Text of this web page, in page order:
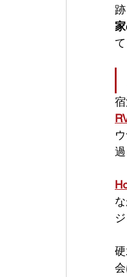
過